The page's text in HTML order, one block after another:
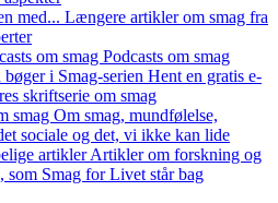
med... Længere artikler om smag fra
om smag Podcasts om smag
i Smag-serien Hent en gratis e-
skriftserie om smag
smag Om smag, mundfølelse,
sociale og det, vi ikke kan lide
artiklerArtikler om forskning og
som Smag for Livet står bag